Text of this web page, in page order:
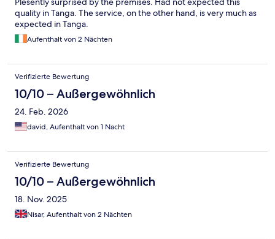
quality in Tanga. The service, on the other hand, is very much as
expected in Tanga.
Aufenthalt von 2 Nächten
Verifizierte Bewertung
10/10 – Außergewöhnlich
24. Feb. 2026
david, Aufenthalt von 1 Nacht
Verifizierte Bewertung
10/10 – Außergewöhnlich
18. Nov. 2025
Nisar, Aufenthalt von 2 Nächten